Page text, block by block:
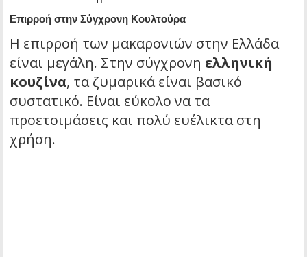
Επιρροή στην Σύγχρονη Κουλτούρα
Η επιρροή των μακαρονιών στην Ελλάδα
είναι μεγάλη. Στην σύγχρονη ελληνική
κουζίνα, τα ζυμαρικά είναι βασικό
συστατικό. Είναι εύκολο να τα
προετοιμάσεις και πολύ ευέλικτα στη
χρήση.